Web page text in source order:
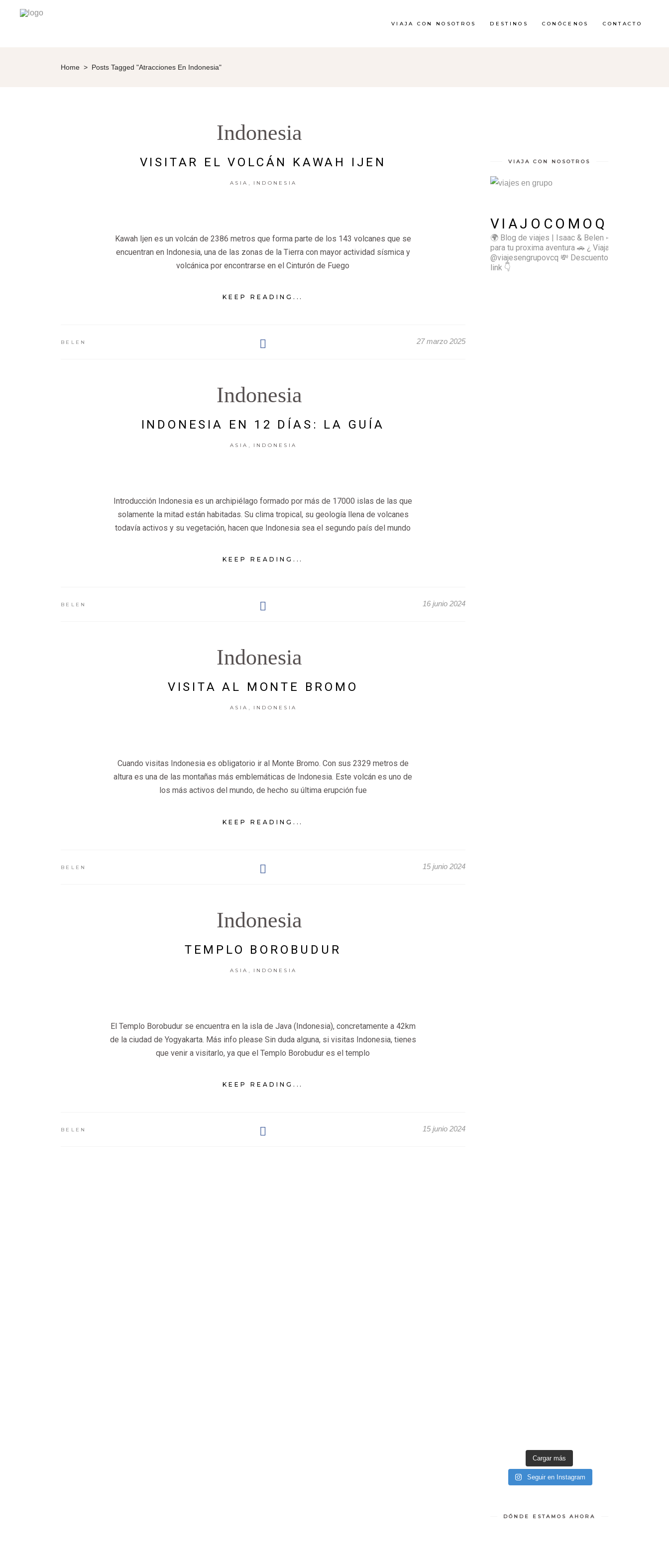
VIAJA CON NOSOTROS DESTINOS CONÓCENOS CONTACTO
Home > Posts Tagged "atracciones En Indonesia"
Indonesia
VISITAR EL VOLCÁN KAWAH IJEN
ASIA INDONESIA
Kawah Ijen es un volcán de 2386 metros que forma parte de los 143 volcanes que se
encuentran en Indonesia, una de las zonas de la Tierra con mayor actividad sísmica y
volcánica por encontrarse en el Cinturón de Fuego
KEEP READING...
BELEN 27 marzo 2025
Indonesia
INDONESIA EN 12 DÍAS: LA GUÍA
ASIA INDONESIA
Introducción Indonesia es un archipiélago formado por más de 17000 islas de las que
solamente la mitad están habitadas. Su clima tropical, su geología llena de volcanes
todavía activos y su vegetación, hacen que Indonesia sea el segundo país del mundo
KEEP READING...
BELEN 16 junio 2024
Indonesia
VISITA AL MONTE BROMO
ASIA , INDONESIA
Cuando visitas Indonesia es obligatorio ir al Monte Bromo. Con sus 2329 metros de
altura es una de las montañas más emblemáticas de Indonesia. Este volcán es uno de
los más activos del mundo, de hecho su última erupción fue
KEEP READING...
BELEN 15 junio 2024
Indonesia
TEMPLO BOROBUDUR
ASIA INDONESIA
El Templo Borobudur se encuentra en la isla de Java (Indonesia), concretamente a 42km
de la ciudad de Yogyakarta. Más info please Sin duda alguna, si visitas Indonesia, tienes
que venir a visitarlo, ya que el Templo Borobudur es el templo
KEEP READING...
BELEN 15 junio 2024
VIAJA CON NOSOTROS
VIAJOCOMOQUIERO
🌍 Blog de viajes | Isaac & Belen ✈️ Inspírate
para tu proxima aventura 🚗 ¿ Viajas sol@? 👉🏻
@viajesengrupovcq 💸 Descuentos y tips en el
link 👇
Cargar más
Seguir en Instagram
DÓNDE ESTAMOS AHORA